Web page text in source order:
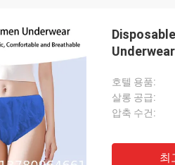
호텔 용품:
살롱 공급:
압축 수건:
최